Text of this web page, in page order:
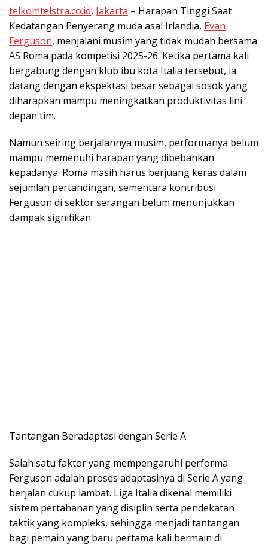
telkomtelstra.co.id, Jakarta – Harapan Tinggi Saat
Kedatangan Penyerang muda asal Irlandia, Evan
Ferguson, menjalani musim yang tidak mudah bersama
AS Roma pada kompetisi 2025-26. Ketika pertama kali
bergabung dengan klub ibu kota Italia tersebut, ia
datang dengan ekspektasi besar sebagai sosok yang
diharapkan mampu meningkatkan produktivitas lini
depan tim.
Namun seiring berjalannya musim, performanya belum
mampu memenuhi harapan yang dibebankan
kepadanya. Roma masih harus berjuang keras dalam
sejumlah pertandingan, sementara kontribusi
Ferguson di sektor serangan belum menunjukkan
dampak signifikan.
Tantangan Beradaptasi dengan Serie A
Salah satu faktor yang mempengaruhi performa
Ferguson adalah proses adaptasinya di Serie A yang
berjalan cukup lambat. Liga Italia dikenal memiliki
sistem pertahanan yang disiplin serta pendekatan
taktik yang kompleks, sehingga menjadi tantangan
bagi pemain yang baru pertama kali bermain di